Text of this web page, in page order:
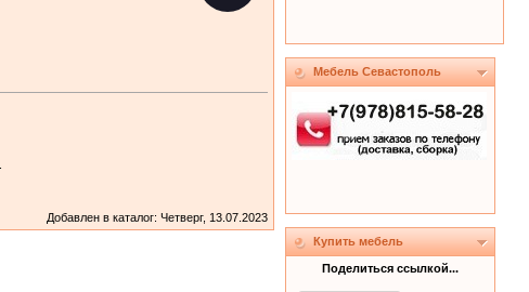
Добавлен в каталог: Четверг, 13.07.2023
Мебель Севастополь
Купить мебель
Поделиться ссылкой...